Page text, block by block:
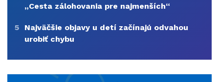
„Cesta zálohovania pre najmenších“
5
Najväčšie objavy u detí začínajú odvahou
urobiť chybu